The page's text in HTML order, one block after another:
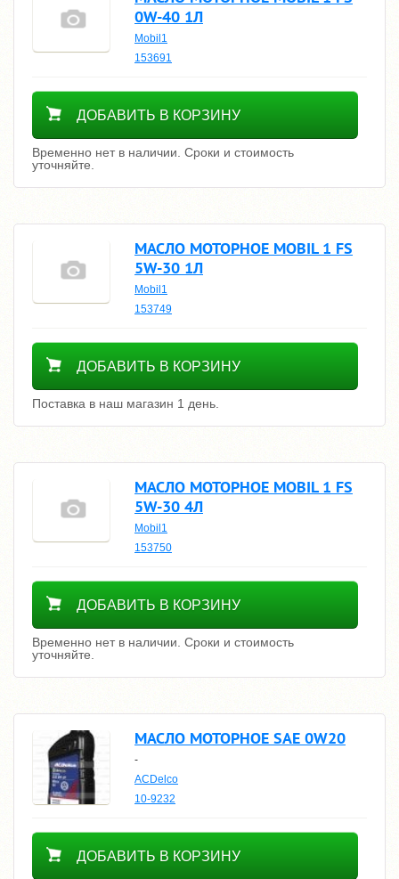
0W-40 1Л
Mobil1
153691
Уточнить цену
ДОБАВИТЬ В КОРЗИНУ
Временно нет в наличии. Сроки и стоимость
уточняйте.
МАСЛО МОТОРНОЕ MOBIL 1 FS
5W-30 1Л
Mobil1
153749
2300
ДОБАВИТЬ В КОРЗИНУ
Поставка в наш магазин 1 день.
МАСЛО МОТОРНОЕ MOBIL 1 FS
5W-30 4Л
Mobil1
153750
Уточнить цену
ДОБАВИТЬ В КОРЗИНУ
Временно нет в наличии. Сроки и стоимость
уточняйте.
МАСЛО МОТОРНОЕ SAE 0W20
-
ACDelco
10-9232
Уточнить цену
ДОБАВИТЬ В КОРЗИНУ